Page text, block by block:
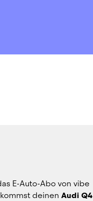
E-Auto-Abo von vibe
deinen Audi Q4